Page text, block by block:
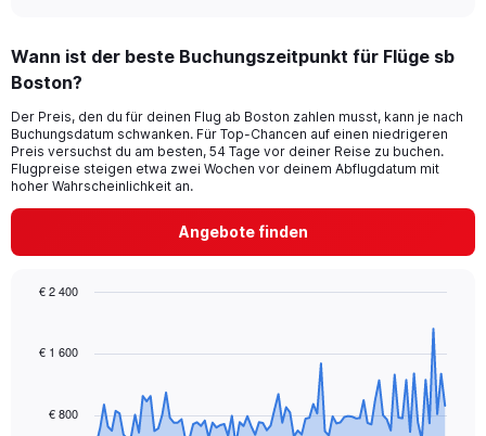
Wann ist der beste Buchungszeitpunkt für Flüge sb
Boston?
Der Preis, den du für deinen Flug ab Boston zahlen musst, kann je nach
Buchungsdatum schwanken. Für Top-Chancen auf einen niedrigeren
Preis versuchst du am besten, 54 Tage vor deiner Reise zu buchen.
Flugpreise steigen etwa zwei Wochen vor deinem Abflugdatum mit
hoher Wahrscheinlichkeit an.
Angebote finden
91
€ 800
€ 1 600
€ 2 400